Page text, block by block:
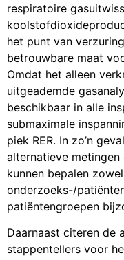
respiratoire
het punt van
betrouwbare maat
Omdat het alleen
uitgeademde
beschikbaar in alle
submaximale
piek RER. In zo’n
alternatieve
kunnen bepalen
onderzoeks-/
patiëntengroepen
Daarnaast citeren de
stappentellers voor